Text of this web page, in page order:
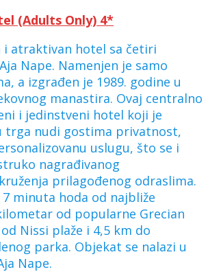
(Adults Only) 4*
i atraktivan hotel sa četiri
Nape. Namenjen je samo
a izgrađen je 1989. godine u
manastira. Ovaj centralno
i jedinstveni hotel koji je
trga nudi gostima privatnost,
uslugu, što se i
nagrađivanog
prilagođenog odraslima.
minuta hoda od najbliže
od popularne Grecian
Nissi plaže i 4,5 km do
parka. Objekat se nalazi u
Nape.